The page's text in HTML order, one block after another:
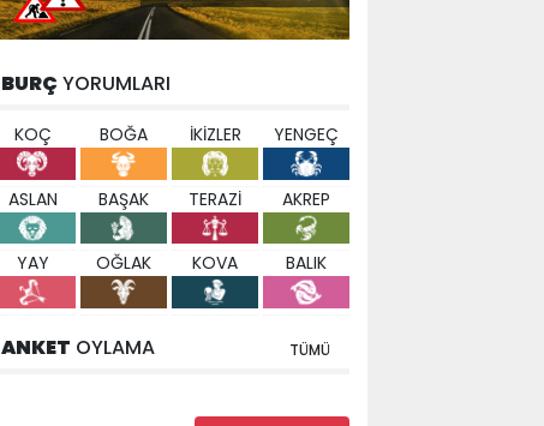
BURÇ YORUMLARI
KOÇ BOĞA İKİZLER YENGEÇ
ASLAN BAŞAK TERAZİ AKREP
YAY OĞLAK KOVA BALIK
ANKET OYLAMA TÜMÜ